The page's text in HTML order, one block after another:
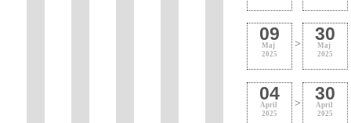
09
Maj
2025
> 30
Maj
2025
04
April
2025
> 30
April
2025